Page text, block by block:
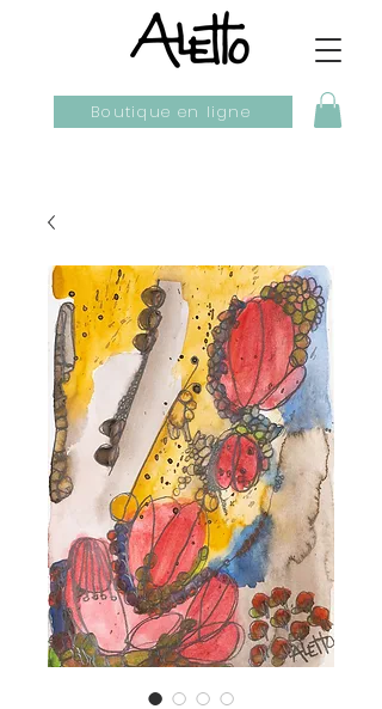
Boutique en ligne